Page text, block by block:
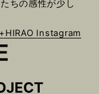
ちの感性が少し
Instagram